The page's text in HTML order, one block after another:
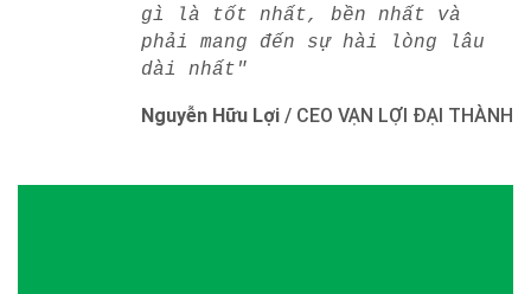
gì là tốt nhất, bền nhất và
phải mang đến sự hài lòng lâu
dài nhất"
Nguyễn Hữu Lợi / CEO VẠN LỢI ĐẠI THÀNH